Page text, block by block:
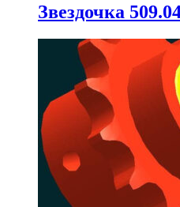
Звездочка